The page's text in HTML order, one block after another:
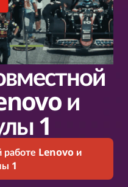
и
1
работе Lenovo и
1